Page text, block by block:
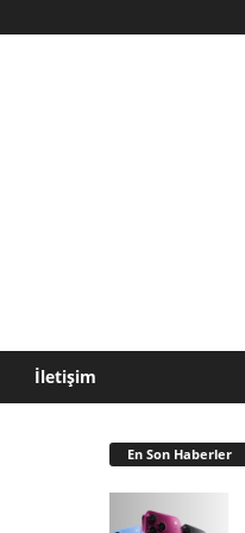
İletişim
En Son Haberler